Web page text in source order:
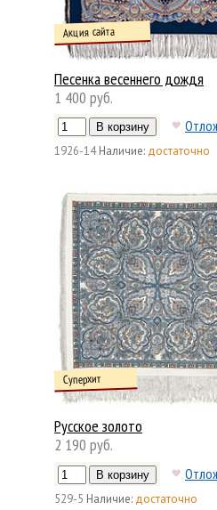
Песенка весеннего дождя
Акция сайта
1 400 руб.
1926-14 Наличие: достаточно
Русское золото
Суперхит
2 190 руб.
529-5 Наличие: достаточно